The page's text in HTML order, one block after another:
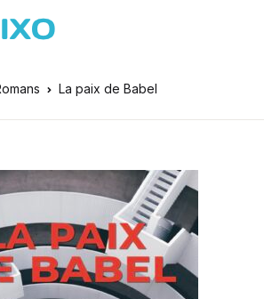
La paix de Babel